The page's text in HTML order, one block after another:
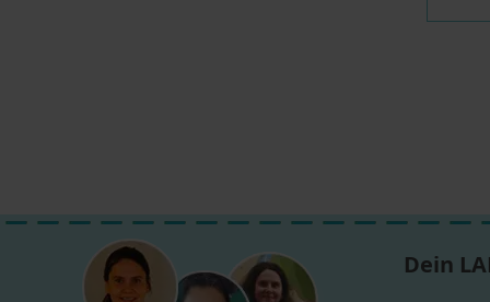
Dein